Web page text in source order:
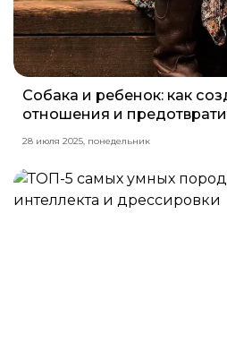
Собака и ребенок: как
отношения и
28 июля 2025, понедельник